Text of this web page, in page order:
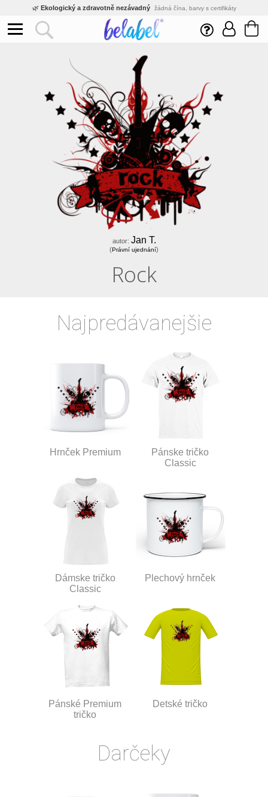
🌿 Ekologický a zdravotně nezávadný žádná čína, barvy s certifikáty
Inovativní výroba vlastní vývoj, nejnovější technologie
Rychlé dodání expedujeme do 24h
velké množstevní slevy
Kvalita pod kontrolou jsme přímý výrobce, žádný zprostředkovatel
Eshop s tradicí od roku 2010 tisíce spokojených zákazníků
autor: Jan T.
(Právní ujednání)
Rock
Najpredávanejšie
Hrnček Premium
Pánske tričko
Classic
Dámske tričko
Classic
Plechový hrnček
Pánské Premium
tričko
Detské tričko
Darčeky